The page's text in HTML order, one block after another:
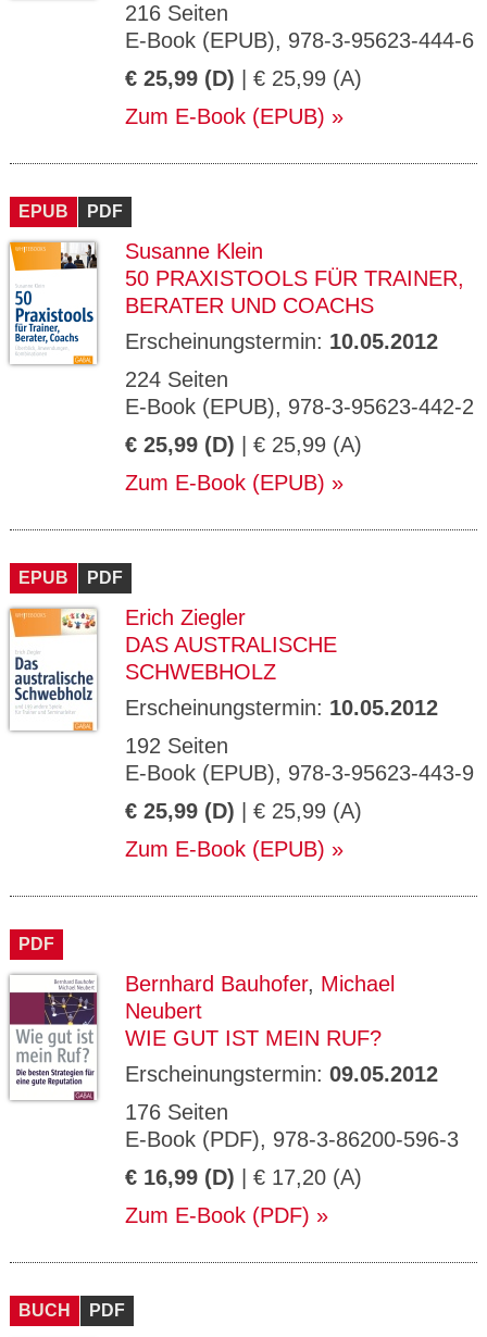
216 Seiten
E-Book (EPUB), 978-3-95623-444-6
€ 25,99 (D) | € 25,99 (A)
Zum E-Book (EPUB)
EPUB PDF
Susanne Klein
50 PRAXISTOOLS FÜR TRAINER,
BERATER UND COACHS
Erscheinungstermin: 10.05.2012
224 Seiten
E-Book (EPUB), 978-3-95623-442-2
€ 25,99 (D) | € 25,99 (A)
Zum E-Book (EPUB)
EPUB PDF
Erich Ziegler
DAS AUSTRALISCHE
SCHWEBHOLZ
Erscheinungstermin: 10.05.2012
192 Seiten
E-Book (EPUB), 978-3-95623-443-9
€ 25,99 (D) | € 25,99 (A)
Zum E-Book (EPUB)
PDF
Bernhard Bauhofer, Michael
Neubert
WIE GUT IST MEIN RUF?
Erscheinungstermin: 09.05.2012
176 Seiten
E-Book (PDF), 978-3-86200-596-3
€ 16,99 (D) | € 17,20 (A)
Zum E-Book (PDF)
BUCH PDF